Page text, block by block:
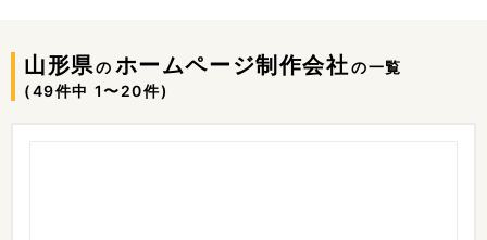
山形県の ホームページ制作会社の一覧
(49件中 1〜20件)